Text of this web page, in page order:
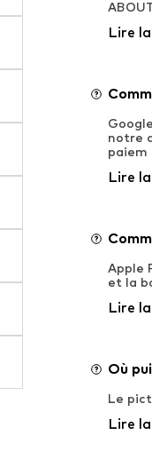
Lire
notre
paiem
Lire
Apple
et la
Lire
Où
Le
Lire